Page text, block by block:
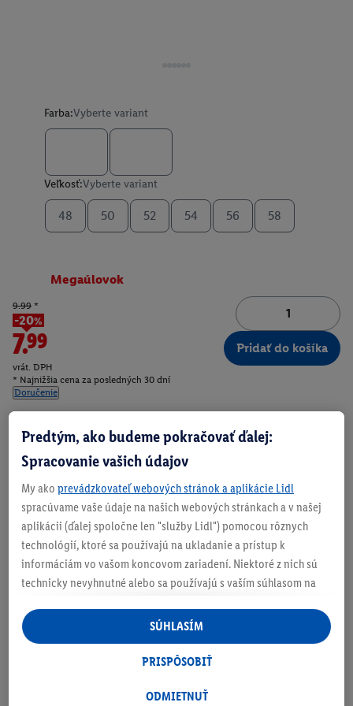
Farba:Vyberte variant
Veľkosť:Vyberte variant
48 50 52 54 56 58
Megaúlovok
9.99 *
-20%
7.99
vrát. DPH
* Najnižšia cena za posledných 30 dní
Doručenie
Pridať do košíka
Zistite svoju veľkosť
O produkte
Predtým, ako budeme pokračovať ďalej:
Spracovanie vašich údajov
My ako prevádzkovateľ webových stránok a aplikácie Lidl
spracúvame vaše údaje na našich webových stránkach a v našej
aplikácii (ďalej spoločne len "služby Lidl") pomocou rôznych
technológií, ktoré sa používajú na ukladanie a prístup k
informáciám vo vašom koncovom zariadení. Niektoré z nich sú
technicky nevyhnutné alebo sa používajú s vaším súhlasom na
personalizovanú reklamu v rámci služieb Lidl aj mimo nich. Ak
ste účastníkom programu Lidl Plus, na tieto účely sa spracúvajú
aj údaje z vášho nákupného správania v obchode.
následne si vytvoríte účet Lidl Plus alebo sa prihlásite do svojho
ODMIETNUŤ
PRISPÔSOBIŤ
SÚHLASÍM